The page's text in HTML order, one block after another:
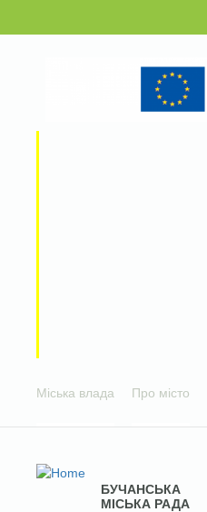
Міська влада Про місто
БУЧАНСЬКА
МІСЬКА РАДА